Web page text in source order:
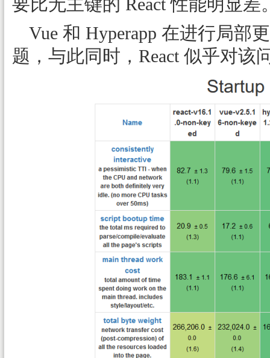
要比无主键的 React 性能明显差
Vue 和 Hyperapp 在进行局部
题，与此同时，React 似乎对该